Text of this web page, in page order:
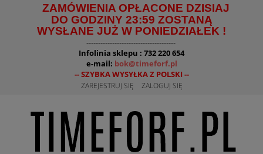
ZAMÓWIENIA OPŁACONE DZISIAJ
DO GODZINY 23:59 ZOSTANĄ
WYSŁANE JUŻ W PONIEDZIAŁEK !
--------------------------------------
Infolinia sklepu : 732 220 654
e-mail: bok@timeforf.pl
-- SZYBKA WYSYŁKA Z POLSKI --
ZAREJESTRUJ SIĘ ZALOGUJ SIĘ